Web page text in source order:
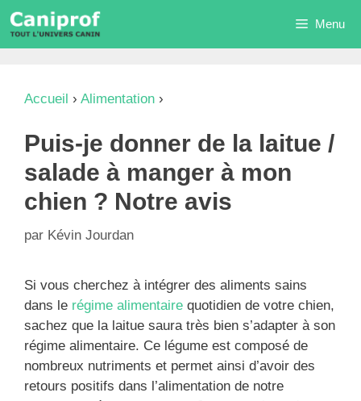
Aller
au
contenu
Menu
Accueil › Alimentation ›
Puis-je donner de la laitue /
salade à manger à mon
chien ? Notre avis
par Kévin Jourdan
Si vous cherchez à intégrer des aliments sains
dans le régime alimentaire quotidien de votre chien,
sachez que la laitue saura très bien s’adapter à son
régime alimentaire. Ce légume est composé de
nombreux nutriments et permet ainsi d’avoir des
retours positifs dans l’alimentation de notre